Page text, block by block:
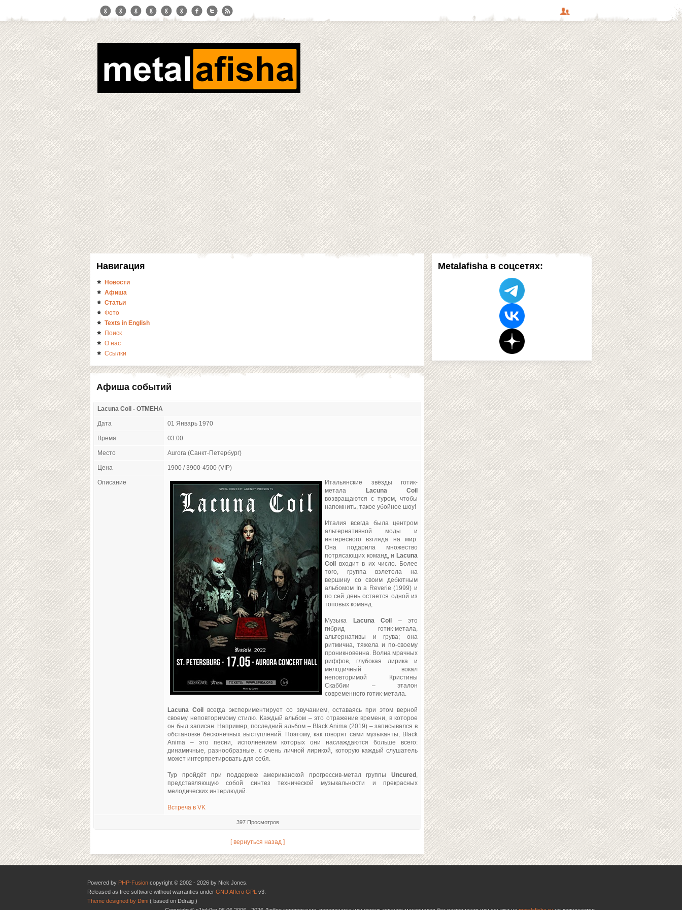
Metalafisha в соцсетях:
Навигация
Новости
Афиша
Статьи
Фото
Texts in English
Поиск
О нас
Ссылки
Афиша событий
Lacuna Coil - ОТМЕНА
Дата 01 Январь 1970
Время 03:00
Место Aurora (Санкт-Петербург)
Цена 1900 / 3900-4500 (VIP)
Описание
Итальянские звёзды готик-
метала
Lacuna Coil
возвращаются с туром, чтобы
напомнить, такое убойное шоу!
Италия всегда была центром
альтернативной моды и
интересного взгляда на мир.
Она подарила множество
потрясающих команд, и Lacuna
Coil
входит в их число. Более
того, группа взлетела на
вершину со своим дебютным
альбомом In a Reverie (1999) и
по сей день остается одной из
топовых команд.
Музыка Lacuna Coil – это
гибрид готик-метала,
альтернативы и грува; она
ритмична, тяжела и по-своему
проникновенна. Волна мрачных
риффов, глубокая лирика и
мелодичный вокал
неповторимой Кристины
Скаббии – эталон
современного готик-метала.
Lacuna Coil
всегда экспериментирует со звучанием, оставаясь при этом верной
своему неповторимому стилю. Каждый альбом – это отражение времени, в которое
он был записан. Например, последний альбом – Black Anima (2019) – записывался в
обстановке бесконечных выступлений. Поэтому, как говорят сами музыканты, Black
Anima – это песни, исполнением которых они наслаждаются больше всего:
динамичные, разнообразные, с очень личной лирикой, которую каждый слушатель
может интерпретировать для себя.
Тур пройдёт при поддержке американской прогрессив-метал группы Uncured
представляющую собой синтез технической музыкальности и прекрасных
мелодических интерлюдий.
Встреча в VK
397 Просмотров
[ вернуться назад ]
Powered by PHP-Fusion copyright © 2002 - 2026 by Nick Jones.
Released as free software without warranties under GNU Affero GPL v3.
Theme designed by Dimi ( based on Ddraig )